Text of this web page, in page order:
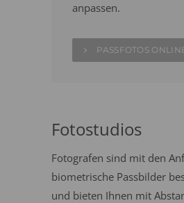
anpassen.
PASSFOTOS
Fotostudios
Fotografen sind mit den
biometrische Passbilder
und bieten Ihnen mit